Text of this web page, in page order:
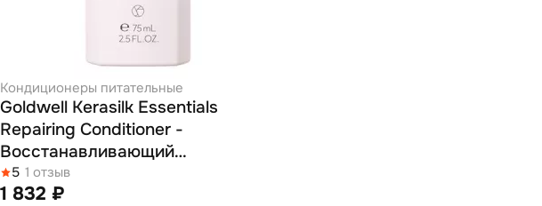
Кондиционеры питательные
Goldwell Kerasilk Essentials
Repairing Conditioner -
Восстанавливающий
кондиционер 75 мл
5 1 отзыв
1 832 ₽